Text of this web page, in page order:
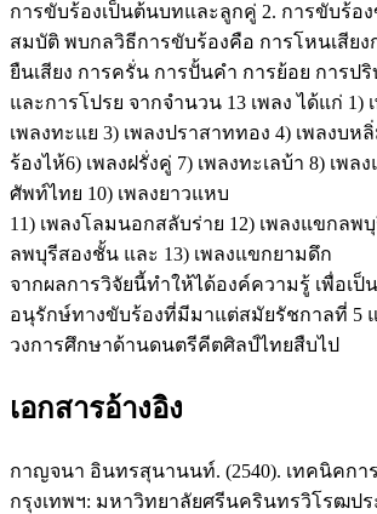
การขับร้องเป็นต้นบทและลูกคู่ 2. การขับร้อ
สมบัติ พบกลวิธีการขับร้องคือ การโหนเสียง
ยืนเสียง การครั่น การปั้นคำ การย้อย การปริ
และการโปรย จากจำนวน 13 เพลง ได้แก่ 1)
เพลงทะแย 3) เพลงปราสาททอง 4) เพลงบห
ร้องไห้6) เพลงฝรั่งคู่ 7) เพลงทะเลบ้า 8) เพล
ศัพท์ไทย 10) เพลงยาวแหบ
11) เพลงโลมนอกสลับร่าย 12) เพลงแขกล
ลพบุรีสองชั้น และ 13) เพลงแขกยามดึก
จากผลการวิจัยนี้ทำให้ได้องค์ความรู้ เพื่อเป็
อนุรักษ์ทางขับร้องที่มีมาแต่สมัยรัชกาลที่ 5
วงการศึกษาด้านดนตรีคีตศิลป์ไทยสืบไป
เอกสารอ้างอิง
กาญจนา อินทรสุนานนท์. (2540). เทคนิคกา
กรุงเทพฯ: มหาวิทยาลัยศรีนครินทรวิโรฒป